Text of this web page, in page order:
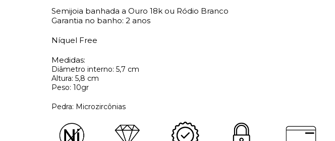
Semijoia banhada a Ouro 18k ou Ródio Branco
Garantia no banho: 2 anos
Níquel Free
Medidas:
Diâmetro interno: 5,7 cm
Altura: 5,8 cm
Peso: 10gr
Pedra: Microzircônias